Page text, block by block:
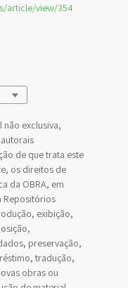
article/view/354
não exclusiva,
de que trata este
os direitos de
da OBRA, em
Repositórios
exibição,
preservação,
tradução,
obras ou